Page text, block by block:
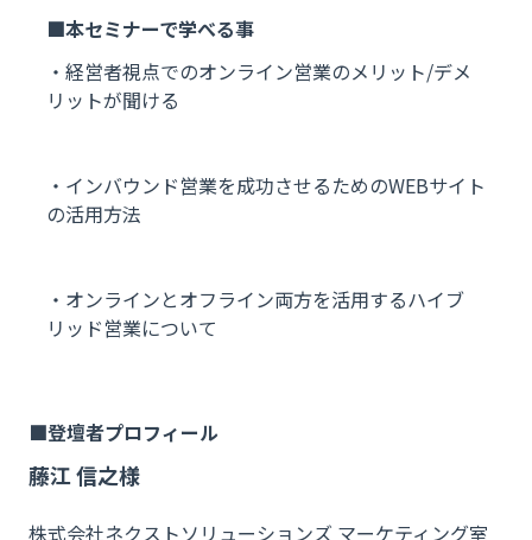
本セミナーで学べる事
・経営者視点でのオンライン営業のメリット/デメ
リットが聞ける
・インバウンド営業を成功させるためのWEBサイト
の活用方法
・オンラインとオフライン両方を活用するハイブ
リッド営業について
登壇者プロフィール
藤江 信之様
株式会社ネクストソリューションズ マーケティング室